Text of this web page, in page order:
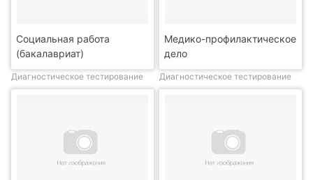
Социальная работа
(бакалавриат)
Диагностическое тестирование
Медико-профилактическое
дело
Диагностическое тестирование